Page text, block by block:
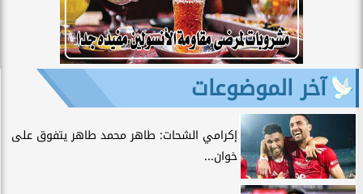
آخر الموضوعات
إكرامي الشحات: طاهر محمد طاهر يتفوق على
خوان...